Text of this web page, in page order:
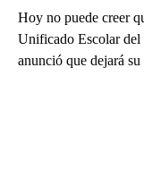
Hoy no puede creer
Unificado Escolar
anunció que dejará